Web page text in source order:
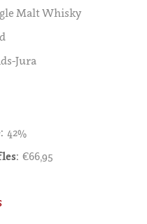
Malt Whisky
Jura
42%
€66,95